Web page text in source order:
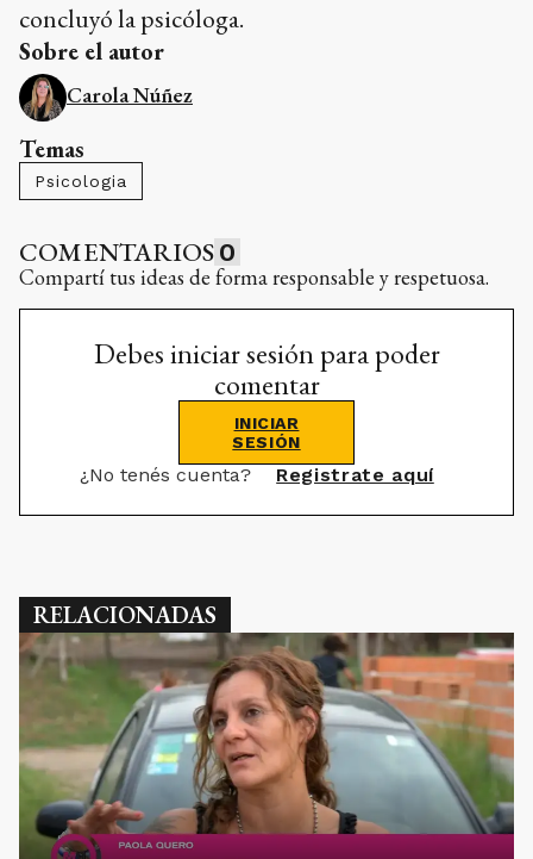
concluyó la psicóloga.
Sobre el autor
Carola Núñez
Temas
Psicologia
COMENTARIOS 0
Compartí tus ideas de forma responsable y respetuosa.
Debes iniciar sesión para poder
comentar
INICIAR
SESIÓN
¿No tenés cuenta? Registrate aquí
RELACIONADAS